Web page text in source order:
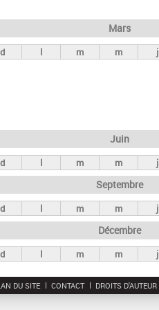
r
c
Mars
d l m m j
Juin
d l m m j
Septembre
d l m m j
Décembre
d l m m j
DU SITE CONTACT DROITS D'AUTEUR